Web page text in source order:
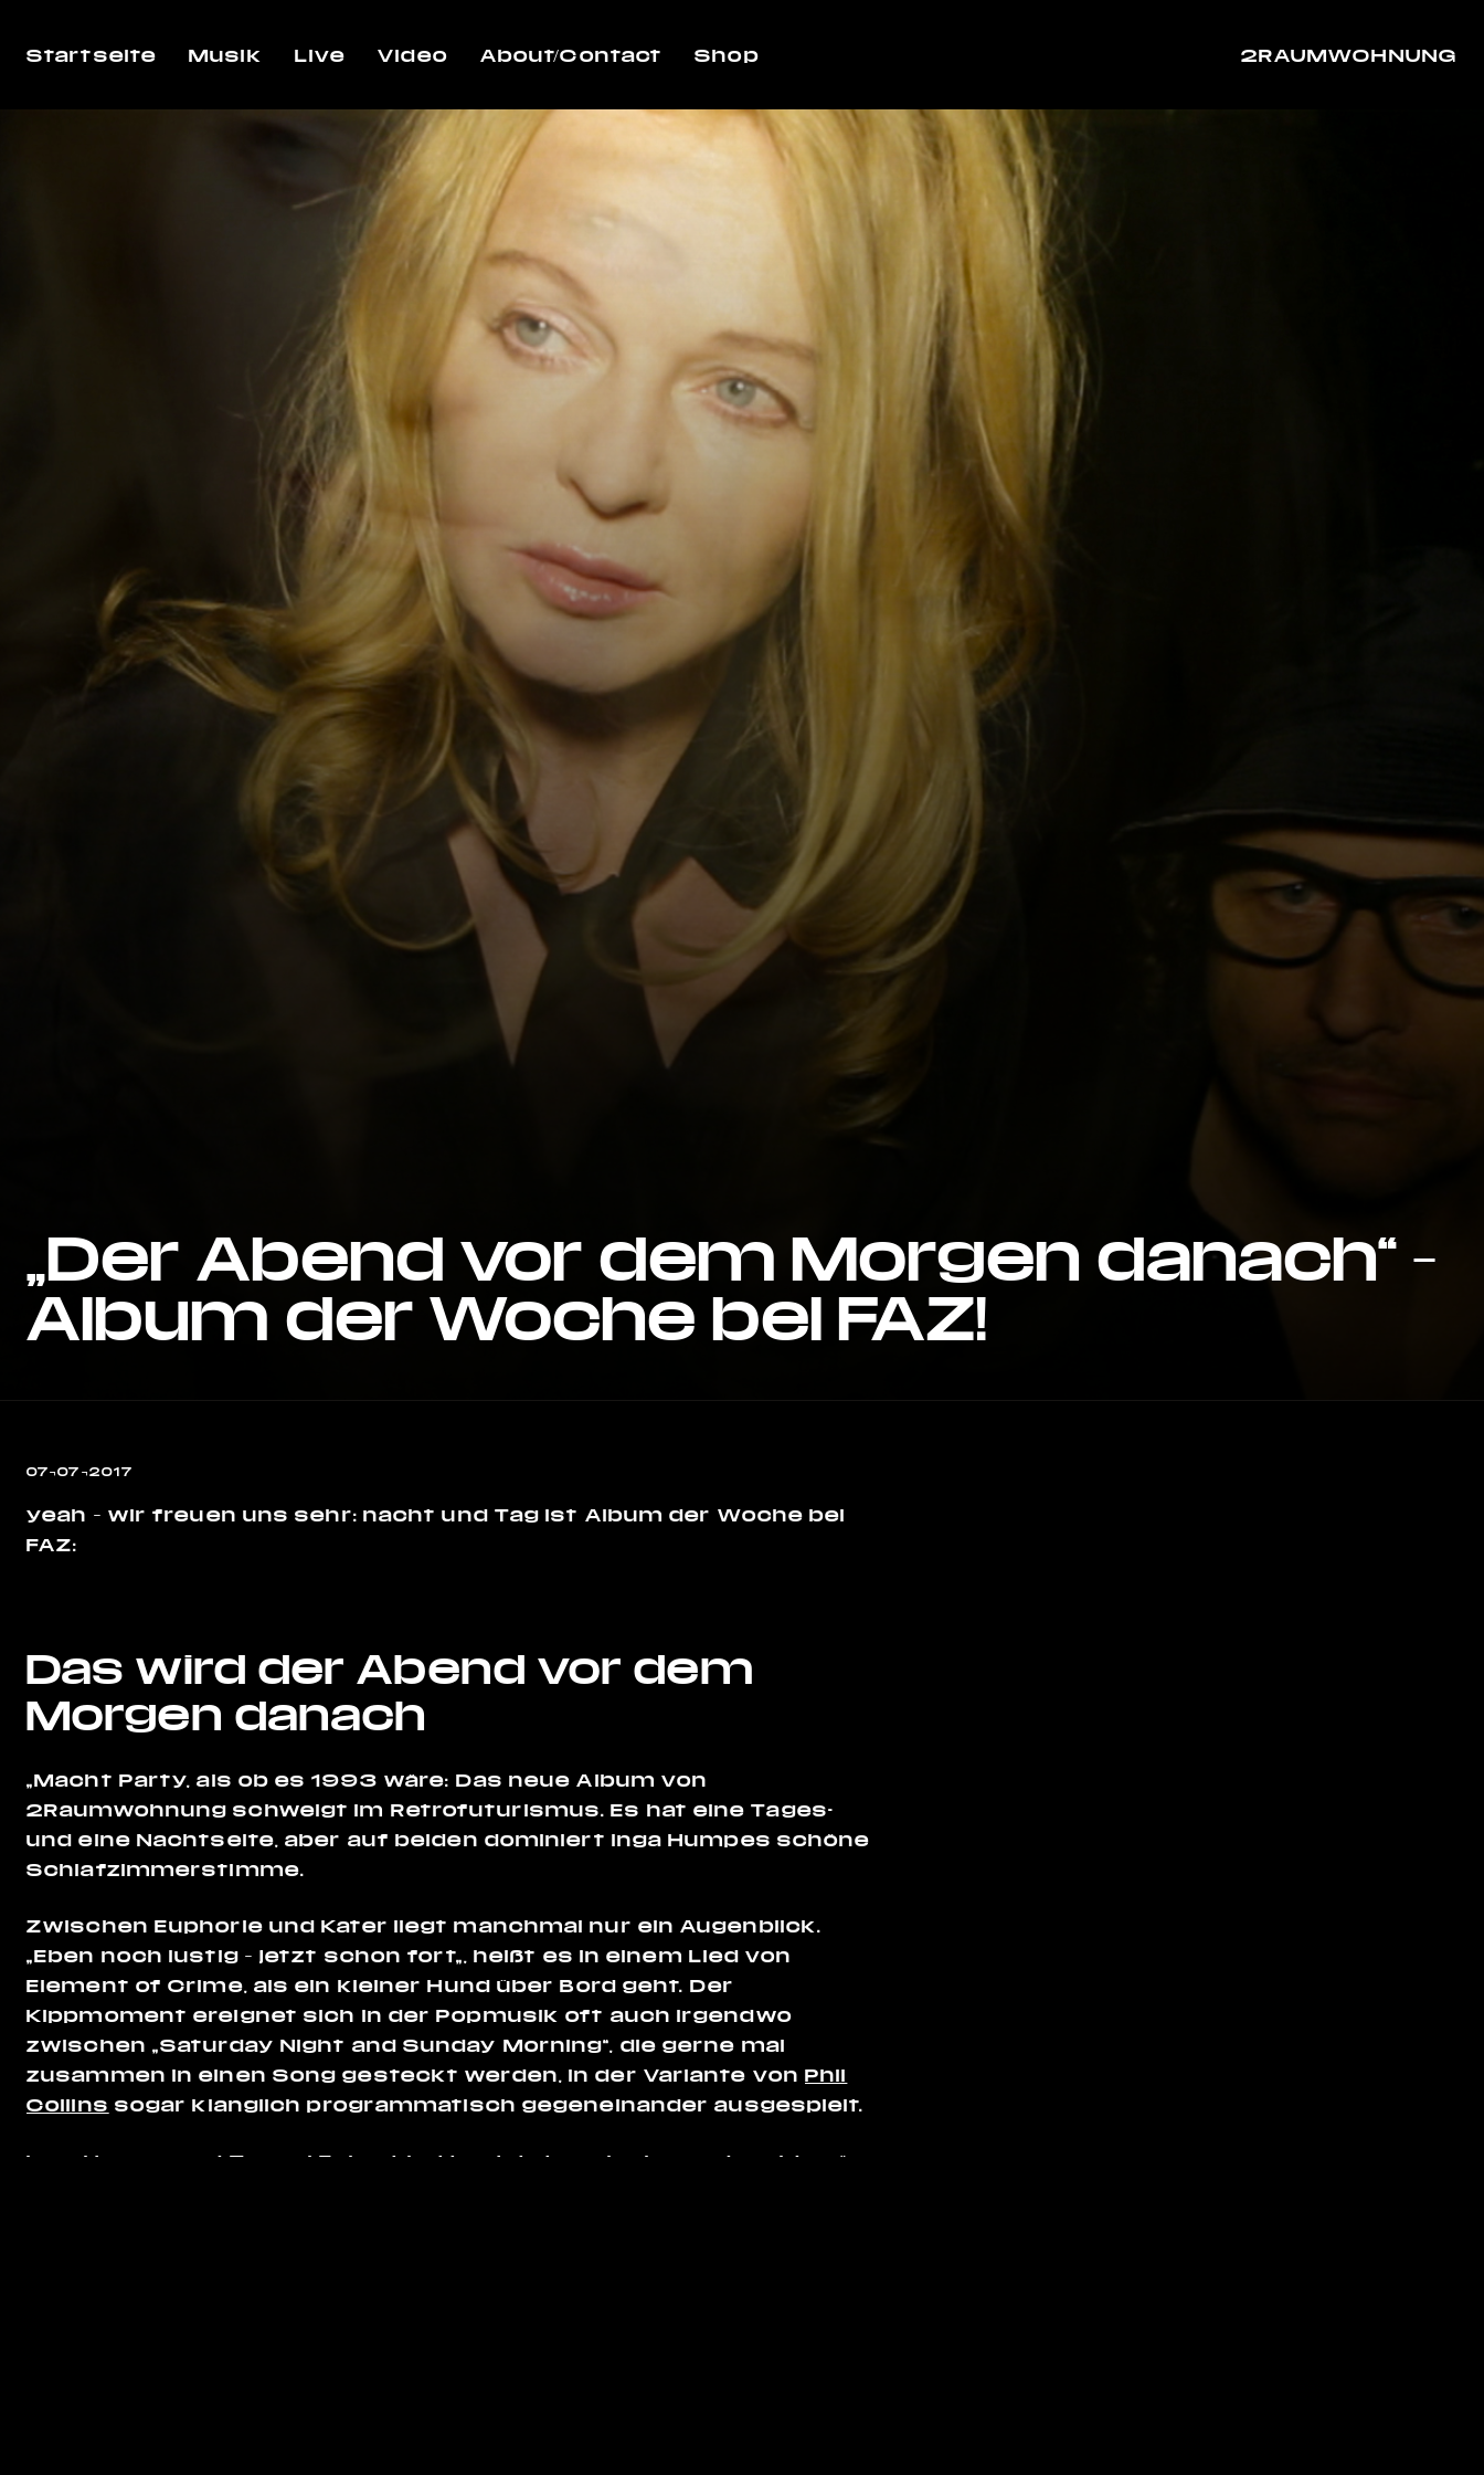
Startseite Musik Live Video About/Contact Shop 2RAUMWOHNUNG
„Der Abend vor dem Morgen danach“ –
Album der Woche bei FAZ!
07¬07¬2017
yeah – wir freuen uns sehr: nacht und Tag ist Album der Woche bei
FAZ:
Das wird der Abend vor dem
Morgen danach
„Macht Party, als ob es 1993 wäre: Das neue Album von
2Raumwohnung schwelgt im Retrofuturismus. Es hat eine Tages-
und eine Nachtseite, aber auf beiden dominiert Inga Humpes schöne
Schlafzimmerstimme.
Zwischen Euphorie und Kater liegt manchmal nur ein Augenblick.
„Eben noch lustig – jetzt schon fort„, heißt es in einem Lied von
Element of Crime, als ein kleiner Hund über Bord geht. Der
Kippmoment ereignet sich in der Popmusik oft auch irgendwo
zwischen „Saturday Night and Sunday Morning“, die gerne mal
zusammen in einen Song gesteckt werden, in der Variante von Phil
Collins sogar klanglich programmatisch gegeneinander ausgespielt.
Inga Humpe und Tommi Eckart hatten jetzt noch eine andere Idee…“